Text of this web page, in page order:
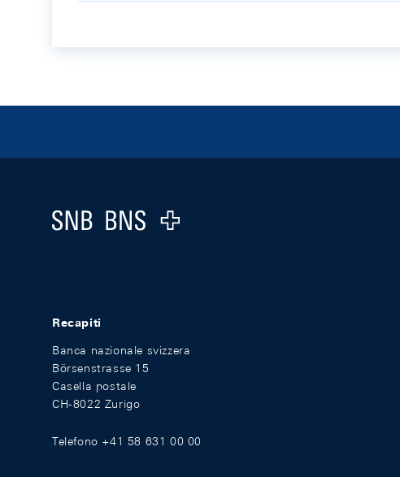
Logo
Recapiti
Banca nazionale svizzera
Börsenstrasse 15
Casella postale
CH-8022 Zurigo
Telefono +41 58 631 00 00